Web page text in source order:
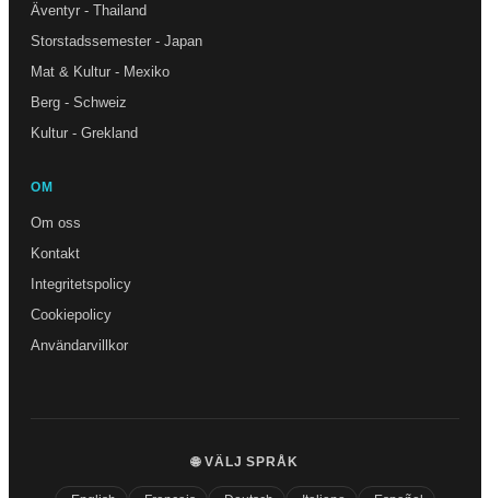
Äventyr - Thailand
Storstadssemester - Japan
Mat & Kultur - Mexiko
Berg - Schweiz
Kultur - Grekland
OM
Om oss
Kontakt
Integritetspolicy
Cookiepolicy
Användarvillkor
🌐 VÄLJ SPRÅK